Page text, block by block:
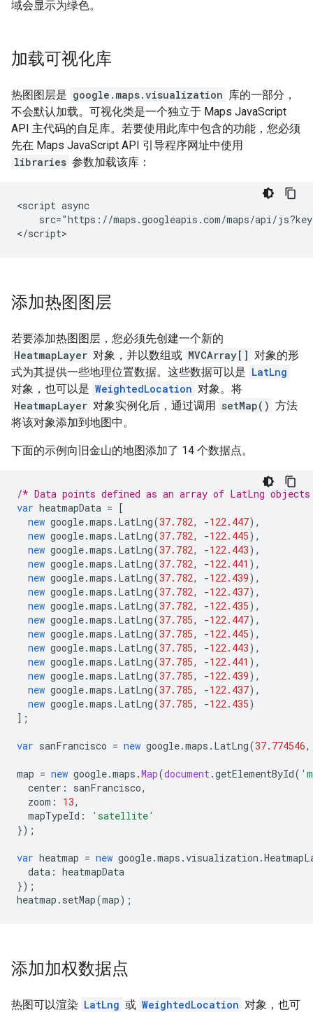
域会显示为绿色。
加载可视化库
热图图层是 google.maps.visualization 库的一部分，
不会默认加载。可视化类是一个独立于 Maps JavaScript
API 主代码的自足库。若要使用此库中包含的功能，您必须
先在 Maps JavaScript API 引导程序网址中使用
libraries 参数加载该库：
<script async
src="https://maps.googleapis.com/maps/api/
</script>
添加热图图层
若要添加热图图层，您必须先创建一个新的
HeatmapLayer 对象，并以数组或 MVCArray[] 对象的形
式为其提供一些地理位置数据。这些数据可以是 LatLng
对象，也可以是 WeightedLocation 对象。将
HeatmapLayer 对象实例化后，通过调用 setMap() 方法
将该对象添加到地图中。
下面的示例向旧金山的地图添加了 14 个数据点。
/* Data points defined as an array of LatLng
var heatmapData = [
new google.maps . LatLng(37.782, -122.447),
new google.maps . LatLng(37.782, -122.445),
new google.maps . LatLng(37.782, -122.443),
new google.maps . LatLng(37.782, -122.441 ),
new google.maps . LatLng(37.782, -122.439),
new google.maps . LatLng(37.782, -122.437),
new google.maps . LatLng(37.782, -122.435),
new google.maps . LatLng(37.785, -122.447),
new google.maps . LatLng(37.785, -122.445),
new google.maps . LatLng(37.785, -122.443),
new google.maps . LatLng(37.785, -122.441 ),
new google.maps . LatLng(37.785, -122.439),
new google.maps . LatLng(37.785, -122.437),
new google.maps . LatLng(37.785, -122.435)
];
var sanFrancisco = new google.maps . LatLng(37.774546,
map = new google.maps .Map(document.getElementById(
center : sanFrancisco,
zoom : 13,
mapTypeId :
'satellite'
});
var heatmap = new google.maps .visualization .
data : heatmapData
});
heatmap . setMap(map);
添加加权数据点
热图可以渲染 LatLng 或 WeightedLocation 对象，也可